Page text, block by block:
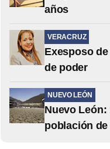
años
VERACRUZ
Exesposo
de poder
NUEVO LEÓN
Nuevo León:
población